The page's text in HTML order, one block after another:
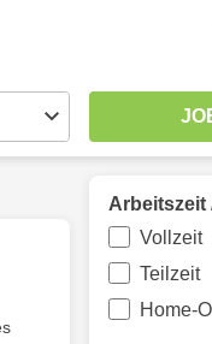
Arbeitszeit
Vollzeit
Teilzeit
Home-